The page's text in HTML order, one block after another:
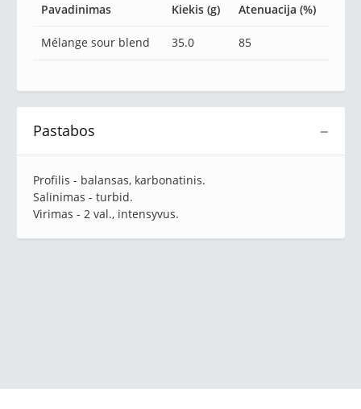
Pavadinimas Kiekis (g) Atenuacija (%)
Mélange sour blend 35.0 85
−
Pastabos
Profilis - balansas, karbonatinis.
Salinimas - turbid.
Virimas - 2 val., intensyvus.